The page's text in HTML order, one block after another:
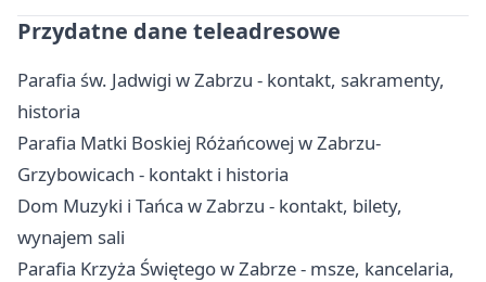
Przydatne dane teleadresowe
Parafia św. Jadwigi w Zabrzu - kontakt, sakramenty,
historia
Parafia Matki Boskiej Różańcowej w Zabrzu-
Grzybowicach - kontakt i historia
Dom Muzyki i Tańca w Zabrzu - kontakt, bilety,
wynajem sali
Parafia Krzyża Świętego w Zabrze - msze, kancelaria,